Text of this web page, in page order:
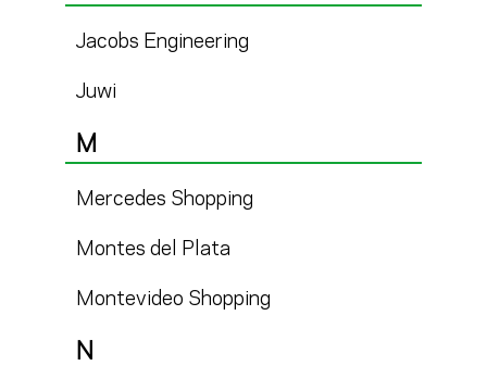
Jacobs Engineering
Juwi
M
Mercedes Shopping
Montes del Plata
Montevideo Shopping
N